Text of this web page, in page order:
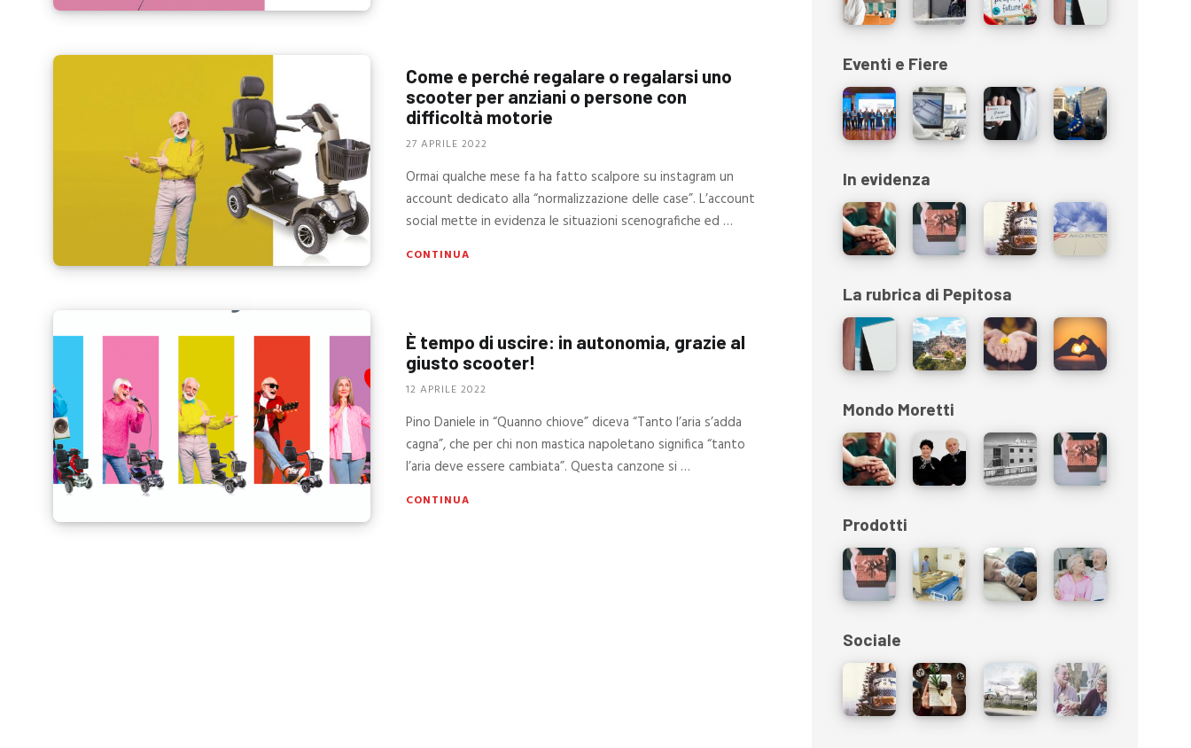
Come e perché regalare o regalarsi uno
scooter per anziani o persone con
difficoltà motorie
27 APRILE 2022
Ormai qualche mese fa ha fatto scalpore su instagram un
account dedicato alla “normalizzazione delle case”. L’account
social mette in evidenza le situazioni scenografiche ed …
CONTINUA
È tempo di uscire: in autonomia, grazie al
giusto scooter!
12 APRILE 2022
Pino Daniele in “Quanno chiove” diceva “Tanto l’aria s’adda
cagna”, che per chi non mastica napoletano significa “tanto
l’aria deve essere cambiata”. Questa canzone si …
CONTINUA
Eventi e Fiere
In evidenza
La rubrica di Pepitosa
Mondo Moretti
Prodotti
Sociale